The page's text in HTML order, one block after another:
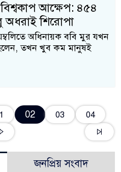
আক্ষেপ: ৪৫৪
শিরোপা
অধিনায়ক ববি মুর যখন
তখন খুব কম মানুষই
02 03 04
জনপ্রিয় সংবাদ